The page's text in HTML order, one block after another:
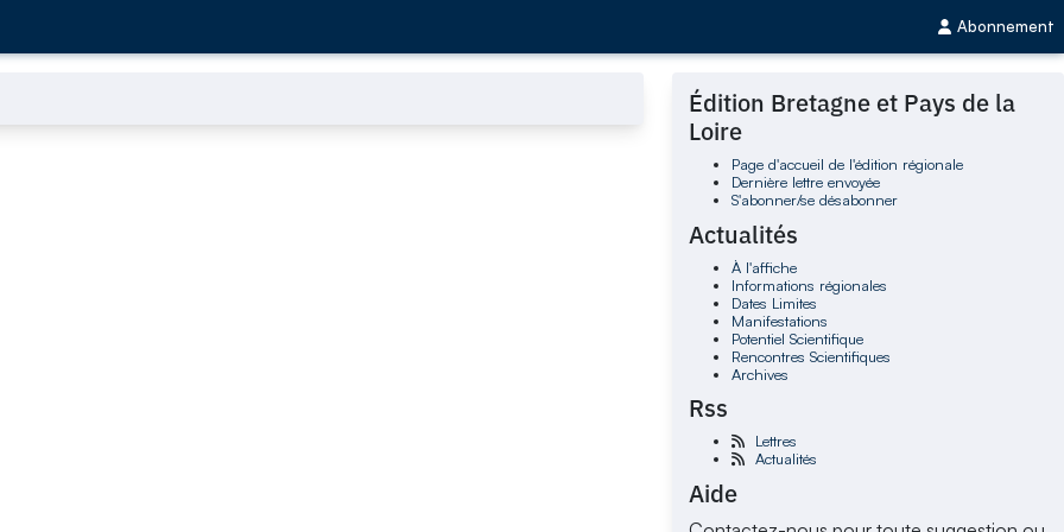
Abonnement
Édition Bretagne et Pays de la
Loire
Page d'accueil de l'édition régionale
Dernière lettre envoyée
S'abonner/se désabonner
Actualités
À l'affiche
Informations régionales
Dates Limites
Manifestations
Potentiel Scientifique
Rencontres Scientifiques
Archives
Rss
Lettres
Actualités
Aide